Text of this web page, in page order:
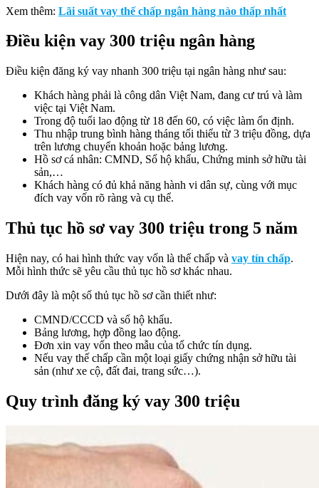
Xem thêm: Lãi suất vay thế chấp ngân hàng nào thấp nhất
Điều kiện vay 300 triệu ngân hàng
Điều kiện đăng ký vay nhanh 300 triệu tại ngân hàng như sau:
Khách hàng phải là công dân Việt Nam, đang cư trú và làm
việc tại Việt Nam.
Trong độ tuổi lao động từ 18 đến 60, có việc làm ổn định.
Thu nhập trung bình hàng tháng tối thiểu từ 3 triệu đồng, dựa
trên lương chuyển khoản hoặc bảng lương.
Hồ sơ cá nhân: CMND, Sổ hộ khẩu, Chứng minh sở hữu tài
sản,…
Khách hàng có đủ khả năng hành vi dân sự, cùng với mục
đích vay vốn rõ ràng và cụ thể.
Thủ tục hồ sơ vay 300 triệu trong 5 năm
Hiện nay, có hai hình thức vay vốn là thế chấp và vay tín chấp.
Mỗi hình thức sẽ yêu cầu thủ tục hồ sơ khác nhau.
Dưới đây là một số thủ tục hồ sơ cần thiết như:
CMND/CCCD và sổ hộ khẩu.
Bảng lương, hợp đồng lao động.
Đơn xin vay vốn theo mẫu của tổ chức tín dụng.
Nếu vay thế chấp cần một loại giấy chứng nhận sở hữu tài
sản (như xe cộ, đất đai, trang sức…).
Quy trình đăng ký vay 300 triệu